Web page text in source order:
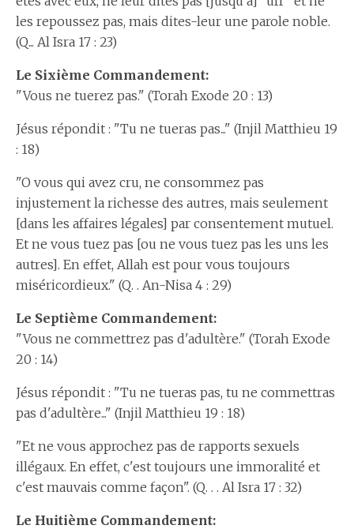
les repoussez pas, mais dites-leur une parole noble.
(Q... Al Isra 17 : 23)
Le Sixième Commandement:
"Vous ne tuerez pas." (Torah Exode 20 : 13)
Jésus répondit : "Tu ne tueras pas..." (Injil Matthieu 19
: 18)
"O vous qui avez cru, ne consommez pas
injustement la richesse des autres, mais seulement
[dans les affaires légales] par consentement mutuel.
Et ne vous tuez pas [ou ne vous tuez pas les uns les
autres]. En effet, Allah est pour vous toujours
miséricordieux." (Q. . An-Nisa 4 : 29)
Le Septième Commandement:
"Vous ne commettrez pas d'adultère." (Torah Exode
20 : 14)
Jésus répondit : "Tu ne tueras pas, tu ne commettras
pas d'adultère..." (Injil Matthieu 19 : 18)
"Et ne vous approchez pas de rapports sexuels
illégaux. En effet, c'est toujours une immoralité et
c'est mauvais comme façon". (Q. . . Al Isra 17 : 32)
Le Huitième Commandement: